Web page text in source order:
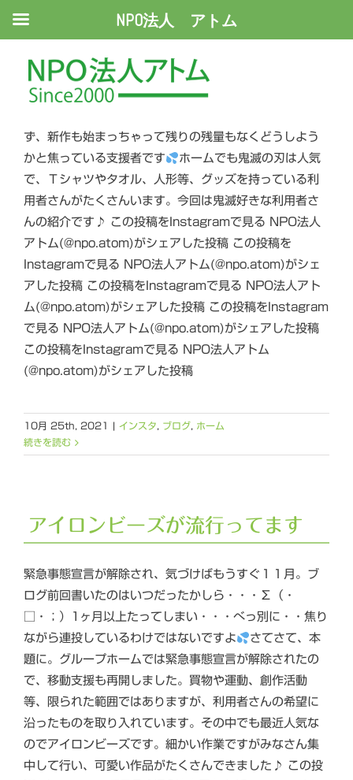
鬼滅の刃
１０月になり鬼滅の刃新作がスタートしましたね。毎週
ず、新作も始まっちゃって残りの残量もなくどうしよう
かと焦っている支援者です
ホームでも鬼滅の刃は人気
で、Ｔシャツやタオル、人形等、グッズを持っている利
用者さんがたくさんいます。今回は鬼滅好きな利用者さ
んの紹介です♪ この投稿をInstagramで見る NPO法人
アトム(@npo.atom)がシェアした投稿 この投稿を
Instagramで見る NPO法人アトム(@npo.atom)がシェ
アした投稿 この投稿をInstagramで見る NPO法人アト
ム(@npo.atom)がシェアした投稿 この投稿をInstagram
で見る NPO法人アトム(@npo.atom)がシェアした投稿
この投稿をInstagramで見る NPO法人アトム
(@npo.atom)がシェアした投稿
10月 25th, 2021 | インスタ ブログ
ホーム
続きを読む
アイロンビーズが流行ってます
緊急事態宣言が解除され、気づけばもうすぐ１１月。ブ
ログ前回書いたのはいつだったかしら・・・Σ（・
□・；）1ヶ月以上たってしまい・・・べっ別に・・焦り
ながら連投しているわけではないですよ
さてさて、本
題に。グループホームでは緊急事態宣言が解除されたの
で、移動支援も再開しました。買物や運動、創作活動
等、限られた範囲ではありますが、利用者さんの希望に
沿ったものを取り入れています。その中でも最近人気な
のでアイロンビーズです。細かい作業ですがみなさん集
中して行い、可愛い作品がたくさんできました♪ この投
NPO法人 アトム